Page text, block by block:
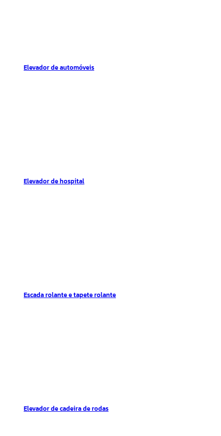
Elevador de automóveis
Elevador de hospital
Escada rolante e tapete rolante
Elevador de cadeira de rodas